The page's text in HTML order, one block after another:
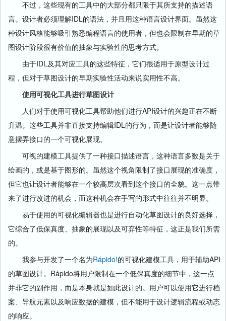
不过，这些现有的工具中的大部分都只限于其所支持的描述语
言。设计者必须理解IDL的语法，并且用这种语言设计界面。虽然这
种设计风格能够吸引熟悉编程语言的使用者，但也会限制在早期的草
图设计阶段很有价值的抽象与实验性的思考方式。
由于IDL及其对应工具的这些特征，它们很适用于原型设计过
程，但对于草图设计的早期实验性活动来说实用性不高。
使用可视化工具进行草图设计
人们对于使用可视化工具帮助他们进行API设计的兴趣正在不断
升温。这些工具并非直接支持编辑IDL的行为，而是让设计者能够随
意摆弄接口的一个可视化展现。
可视的建模工具提供了一种接口描述语言，这种语言多数是关于
绘画的，或是基于图形的。虽然这个视角限制了接口展现的准确度，
但它也让设计者能够在一个较高层次看到这个接口的全貌。这一点带
来了进行改进的机会，而这种机会在手写的形式中往往并不明显。
易于使用的可视化编辑器也是进行自动化草图设计的良好选择，
它综合了低保真度、抽象的展现以及可弃性等特征，这正是我们所需
的。
我参与开发了一个名为Rápido!的可视化建模工具，用于辅助API
的草图设计。Rápido将用户限制在一个低保真度的细节中，这一点
并非它的副作用，而是本身就是如此设计的。用户可以使用它进行档
案、导航元素以及响应数据的建模，但不能用于设计逻辑流程或动态
的响应。